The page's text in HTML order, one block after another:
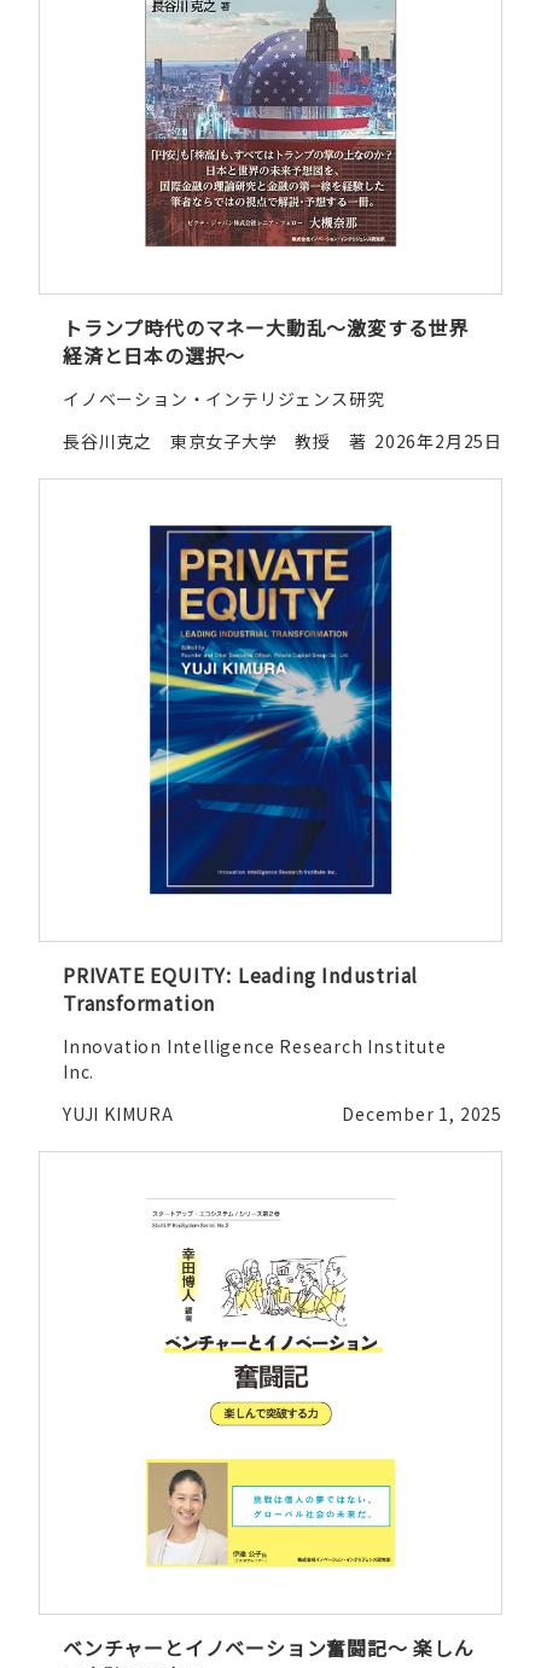
トランプ時代のマネー大動乱～激変する世界
経済と日本の選択～
イノベーション・インテリジェンス研究
長谷川克之 東京女子大学 教授 著 2026年2月25日
PRIVATE EQUITY: Leading Industrial
Transformation
Innovation Intelligence Research Institute
Inc.
YUJI KIMURA
December 1, 2025
ベンチャーとイノベーション奮闘記～ 楽しん